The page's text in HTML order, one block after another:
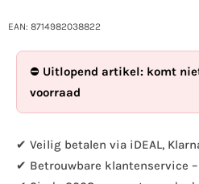
voor
1st.
voor
1st.
EAN: 8714982038822
⛔ Uitlopend artikel: komt
voorraad
✔ Veilig betalen via iDEAL,
✔ Betrouwbare klantenservice –